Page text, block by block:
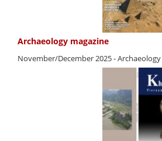
Archaeology magazine
November/December 2025 -